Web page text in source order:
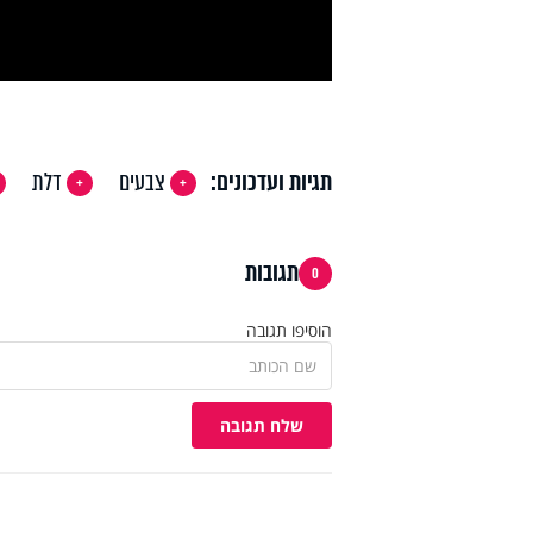
תגיות ועדכונים: צבעים דלת
0 תגובות
הוסיפו תגובה
שלח תגובה